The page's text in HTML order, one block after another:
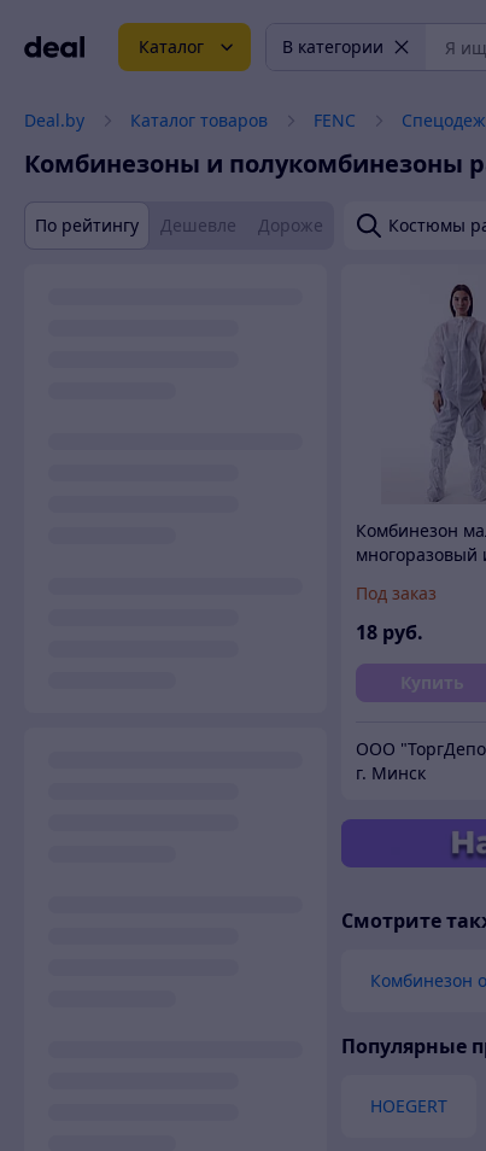
Каталог В категории
Deal.by Каталог товаров FENC
Комбинезоны и полукомбинезоны
По рейтингу Дешевле Дороже Костюмы
Комбинезон
многоразовый
ламинированый
Под заказ
18 руб.
Купить
OOO
г. Минск
Смотрите
Комбинезон
Популярные
HOEGERT